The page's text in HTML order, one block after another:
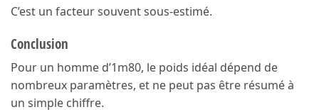
C’est un facteur souvent sous-estimé.
Conclusion
Pour un homme d’1m80, le poids idéal dépend de
nombreux paramètres, et ne peut pas être résumé à
un simple chiffre.